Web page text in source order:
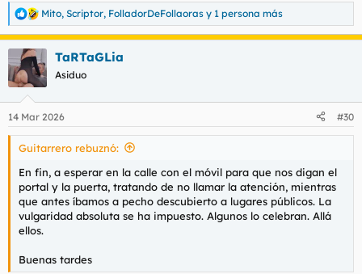
R
e
a
c
i
e
s
Mito, Scriptor, FolladorDeFollaoras y 1 persona más
TaRTaGLia
Asiduo
14 Mar 2026 #30
Guitarrero rebuznó:
En fin, a esperar en la calle con el móvil para que nos digan el
portal y la puerta, tratando de no llamar la atención, mientras
que antes íbamos a pecho descubierto a lugares públicos. La
vulgaridad absoluta se ha impuesto. Algunos lo celebran. Allá
ellos.
Buenas tardes